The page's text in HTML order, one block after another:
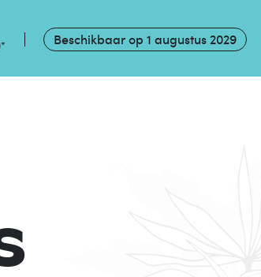
* Beschikbaar op 1 augustus 2029